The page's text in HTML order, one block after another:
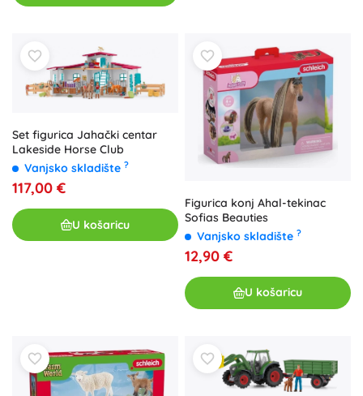
Set figurica Jahački centar
Lakeside Horse Club
Vanjsko skladište ?
117,00 €
U košaricu
Figurica konj Ahal-tekinac
Sofias Beauties
Vanjsko skladište ?
12,90 €
U košaricu